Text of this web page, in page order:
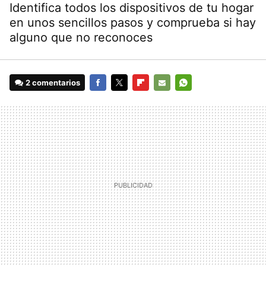
Identifica todos los dispositivos de tu hogar
en unos sencillos pasos y comprueba si hay
alguno que no reconoces
2 comentarios
MAIL